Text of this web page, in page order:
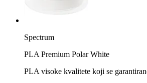
Spectrum
PLA Premium Polar White
PLA visoke kvalitete koji se